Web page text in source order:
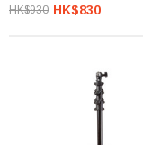
HK$930 HK$830